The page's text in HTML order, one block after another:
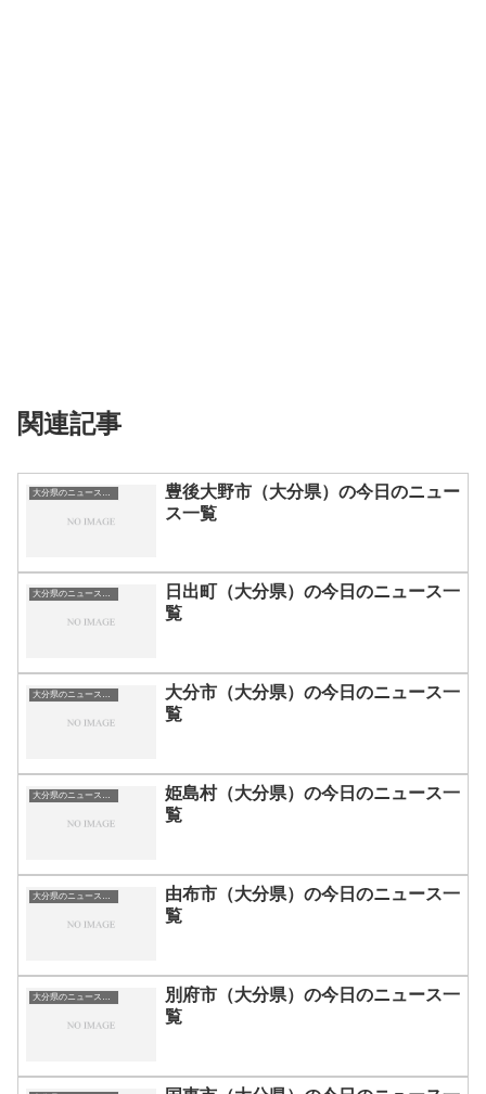
関連記事
大分県のニュース一覧
豊後大野市（大分県）の今日のニュー
ス一覧
大分県のニュース一覧
日出町（大分県）の今日のニュース一
覧
大分県のニュース一覧
大分市（大分県）の今日のニュース一
覧
大分県のニュース一覧
姫島村（大分県）の今日のニュース一
覧
大分県のニュース一覧
由布市（大分県）の今日のニュース一
覧
大分県のニュース一覧
別府市（大分県）の今日のニュース一
覧